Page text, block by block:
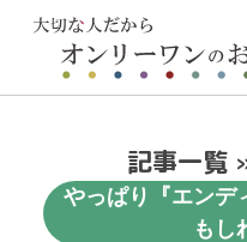
記事一覧
やっぱり『エンデ
もし